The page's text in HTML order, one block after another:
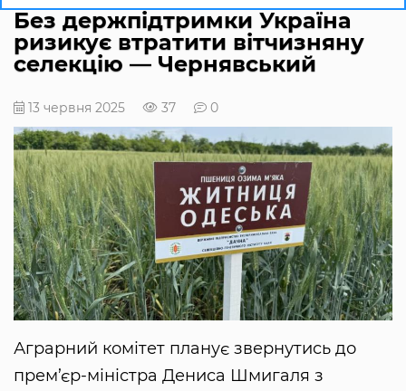
Без держпідтримки Україна
ризикує втратити вітчизняну
селекцію — Чернявський
13 червня 2025 37 0
Аграрний комітет планує звернутись до
прем’єр-міністра Дениса Шмигаля з